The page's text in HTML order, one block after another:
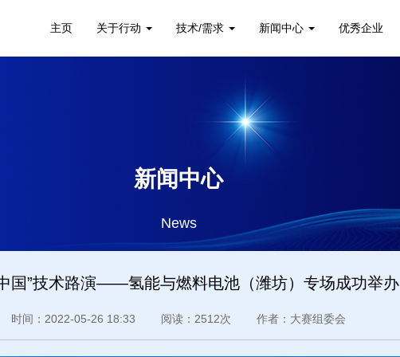
主页 关于行动 技术/需求 新闻中心 优秀企业
新闻中心
News
国”技术路演——氢能与燃料电池（潍坊）专场成功举办
时间：2022-05-26 18:33 阅读：2512次 作者：大赛组委会